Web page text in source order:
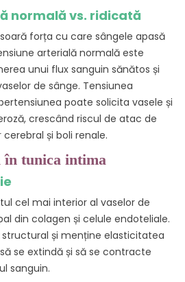
normală vs. ridicată
forța cu care sângele apasă
arterială normală este
unui flux sanguin sănătos și
de sânge. Tensiunea
poate solicita vasele și
crescând riscul de atac de
și boli renale.
în tunica intima
cel mai interior al vaselor de
din colagen și celule endoteliale.
și menține elasticitatea
se extindă și să se contracte
sanguin.